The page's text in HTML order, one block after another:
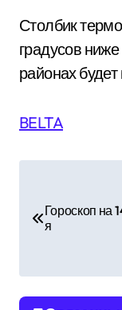
Столбик
градусов
районах
BELTA
и
Гороскоп на
я